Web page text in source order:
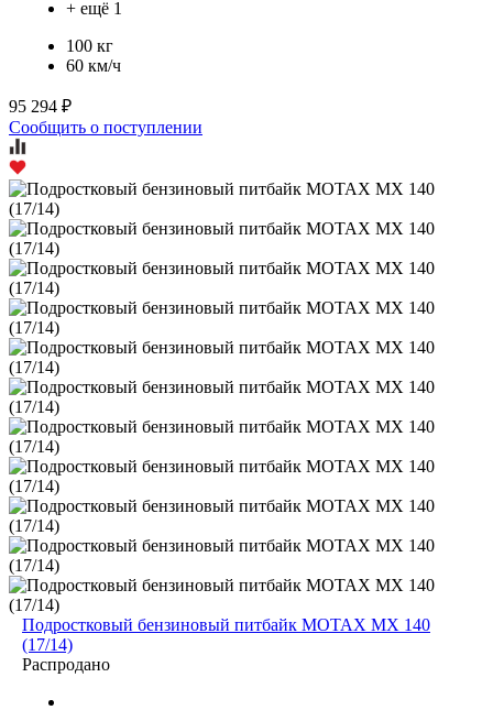
+ ещё 1
100 кг
60 км/ч
95 294 ₽
Сообщить о поступлении
Подростковый бензиновый питбайк MOTAX MX 140
(17/14)
Распродано